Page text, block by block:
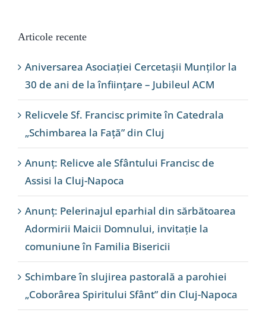
Articole recente
Aniversarea Asociației Cercetașii Munților la
30 de ani de la înființare – Jubileul ACM
Relicvele Sf. Francisc primite în Catedrala
„Schimbarea la Față” din Cluj
Anunț: Relicve ale Sfântului Francisc de
Assisi la Cluj-Napoca
Anunț: Pelerinajul eparhial din sărbătoarea
Adormirii Maicii Domnului, invitație la
comuniune în Familia Bisericii
Schimbare în slujirea pastorală a parohiei
„Coborârea Spiritului Sfânt” din Cluj-Napoca